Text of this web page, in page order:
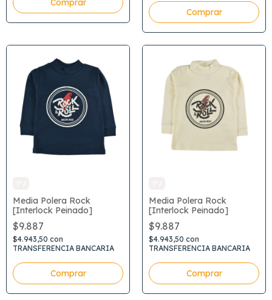
Comprar
Comprar
Media Polera Rock
[Interlock Peinado]
$9.887
$4.943,50 con
TRANSFERENCIA BANCARIA
Comprar
Media Polera Rock
[Interlock Peinado]
$9.887
$4.943,50 con
TRANSFERENCIA BANCARIA
Comprar